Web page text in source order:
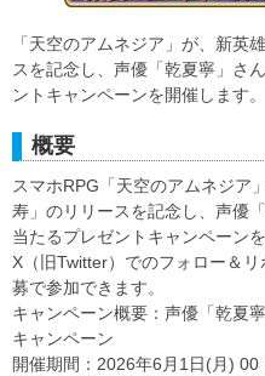
「天空のアムネジア」が、新英
スを記念し、声優「乾夏寧」さ
ントキャンペーンを開催します。
概要
スマホRPG「天空のアムネジア
寿」のリリースを記念し、声優
当たるプレゼントキャンペーン
X（旧Twitter）でのフォロー＆
募で参加できます。
キャンペーン概要：声優「乾夏
キャンペーン
開催期間：2026年6月1日(月)